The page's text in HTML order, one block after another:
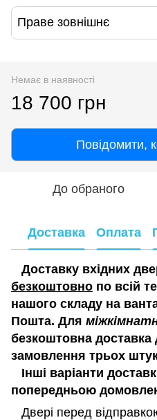
Праве зовнішнє
Немає в наявності
18 700 грн
Повідомити,
До обраного
Доставка Оплата
Доставку вхідних
безкоштовно по всій
нашого складу на
Пошта. Для
безкоштовна доставка
замовлення трьох
Інші варіанти
попередньою
Двері перед